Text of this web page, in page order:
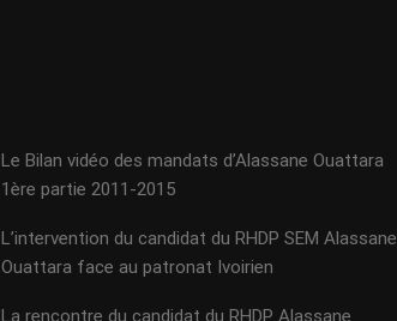
Le Bilan vidéo des mandats d’Alassane Ouattara
1ère partie 2011-2015
L’intervention du candidat du RHDP SEM Alassane
Ouattara face au patronat Ivoirien